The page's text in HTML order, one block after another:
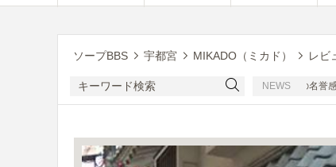
ソープBBS 宇都宮 MIKADO（ミカド） レビ
NEWS
[注意] コンパニオンさんたちの名誉感情